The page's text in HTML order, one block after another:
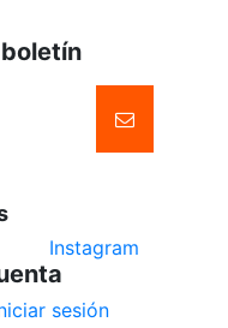
Instagram
sesión